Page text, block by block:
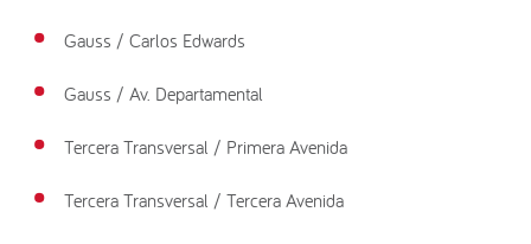
Gauss / Carlos Edwards
Gauss / Av. Departamental
Tercera Transversal / Primera Avenida
Tercera Transversal / Tercera Avenida